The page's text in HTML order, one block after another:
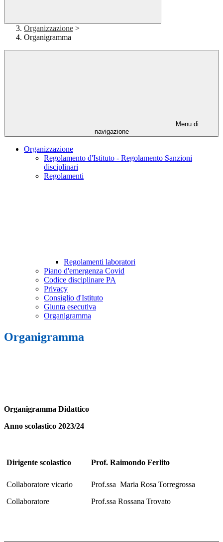
Organizzazione >
Organigramma
Menu di
navigazione
Organizzazione
Regolamento d'Istituto - Regolamento Sanzioni
disciplinari
Regolamenti
Regolamenti laboratori
Piano d'emergenza Covid
Codice disciplinare PA
Privacy
Consiglio d'Istituto
Giunta esecutiva
Organigramma
Organigramma
Organigramma Didattico
Anno scolastico 2023/24
Dirigente scolastico Prof. Raimondo Ferlito
Collaboratore vicario
Collaboratore
Prof.ssa Maria Rosa Torregrossa
Prof.ssa Rossana Trovato